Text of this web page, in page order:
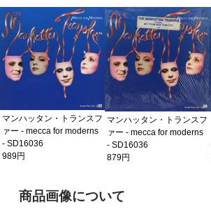
マンハッタン・トランスフ
ァー - mecca for moderns
- SD16036
989円
マンハッタン・トランスフ
ァー - mecca for moderns
- SD16036
879円
ご購入前の注意事項
商品画像について